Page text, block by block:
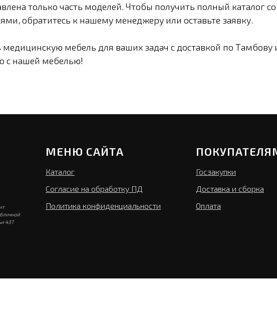
только часть моделей. Чтобы получить полный каталог
обратитесь к нашему менеджеру или оставьте заявку.
мебель для ваших задач с доставкой по Тамбову
с нашей мебелью!
437
МЕНЮ САЙТА
Каталог
Согласие на обработку ПД
Политика конфиденциальности
Госзакупки
Доставка и сборка
Оплата